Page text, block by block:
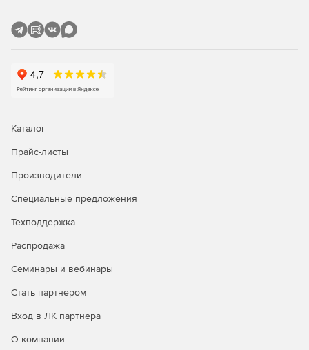
Аудит.Модуль аудита и генерации отчетов StatsTrack
позволяет администраторам просматривать подробную
Мониторинг действий пользователей и системы.
Аудит истории файлов.
Отслеживание тенденций.
Каталог
Прайс-листы
Производители
Специальные предложения
Техподдержка
Распродажа
Семинары и вебинары
Стать партнером
Вход в ЛК партнера
О компании